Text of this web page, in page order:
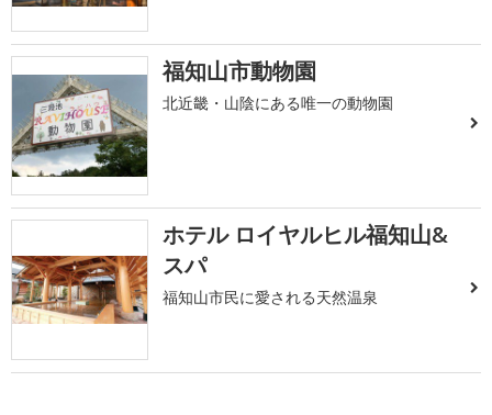
福知山市動物園
北近畿・山陰にある唯一の動物園
ホテル ロイヤルヒル福知山&
スパ
福知山市民に愛される天然温泉